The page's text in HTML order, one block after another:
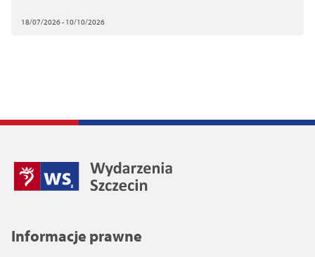
18/07/2026 - 10/10/2026
Informacje prawne